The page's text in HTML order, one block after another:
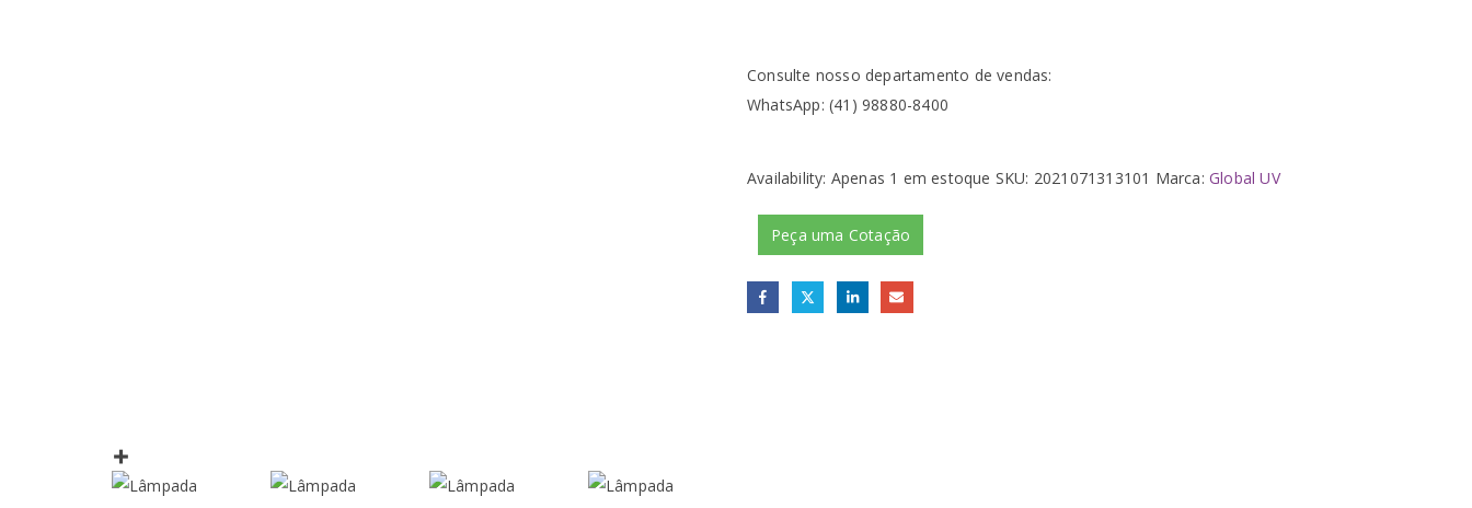
Consulte nosso departamento de vendas:
WhatsApp: (41) 98880-8400
Availability: Apenas 1 em estoque SKU: 2021071313101 Marca:Global UV
Peça uma Cotação